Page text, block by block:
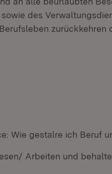
des
zurückkehren
Wie gestalre ich Beruf
Arbeiten und